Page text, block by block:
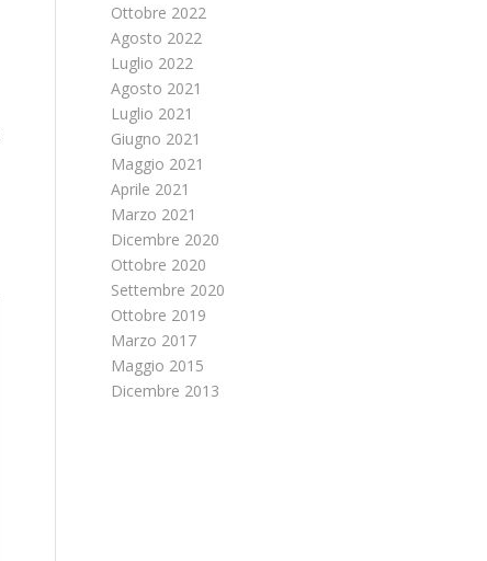
Ottobre 2022
Agosto 2022
Luglio 2022
Agosto 2021
Luglio 2021
Giugno 2021
Maggio 2021
Aprile 2021
Marzo 2021
Dicembre 2020
Ottobre 2020
Settembre 2020
Ottobre 2019
Marzo 2017
Maggio 2015
Dicembre 2013